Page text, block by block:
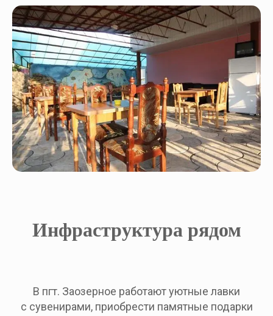
Инфраструктура рядом
В пгт. Заозерное работают уютные лавки
с сувенирами, приобрести памятные подарки